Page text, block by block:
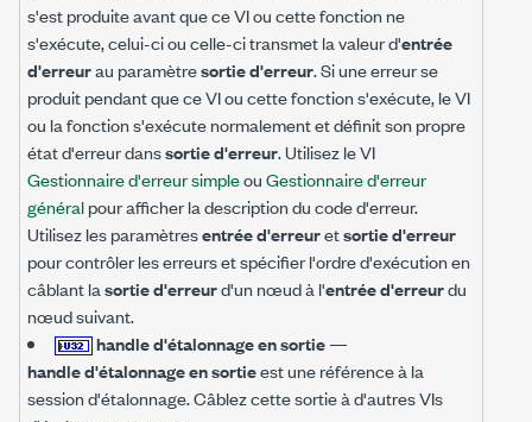
s'est produite avant que ce VI ou cette fonction ne
s'exécute, celui-ci ou celle-ci transmet la valeur d'entrée
d'erreurau paramètresortie d'erreur. Si une erreur se
produit pendant que ce VI ou cette fonction s'exécute, le VI
ou la fonction s'exécute normalement et définit son propre
état d'erreur danssortie d'erreur. Utilisez le VI
Gestionnaire d'erreur simpleouGestionnaire d'erreur
généralpour afficher la description du code d'erreur.
Utilisez les paramètresentrée d'erreuretsortie d'erreur
pour contrôler les erreurs et spécifier l'ordre d'exécution en
câblant lasortie d'erreurd'un nœud à l'entrée d'erreurdu
nœud suivant.
handle d'étalonnage en sortie—
handle d'étalonnage en sortieest une référence à la
session d'étalonnage. Câblez cette sortie à d'autres VIs